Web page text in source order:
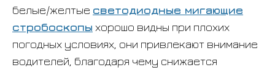
белые/желтые светодиодные мигающие
стробоскопы хорошо видны при плохих
погодных условиях, они привлекают внимание
водителей, благодаря чему снижается